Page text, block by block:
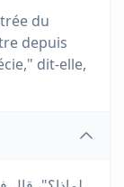
du
depuis
dit-elle,